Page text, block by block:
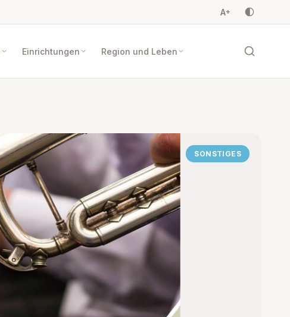
A+
Einrichtungen Region und Leben
SONSTIGES